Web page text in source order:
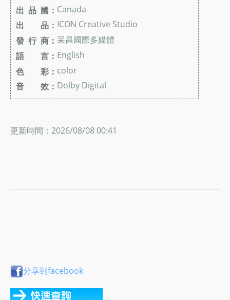
出 品 國： Canada
出 品： ICON Creative Studio
發 行 商： 采昌國際多媒體
語 言： English
色 彩： color
音 效： Dolby Digital
更新時間：2026/08/08 00:41
分享到facebook